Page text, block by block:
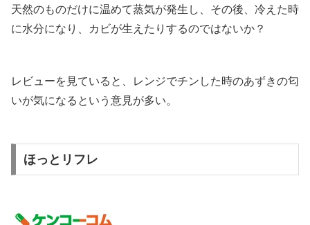
天然のものだけに温めて蒸気が発生し、その後、冷えた時
に水分になり、カビが生えたりするのではないか？
レビューを見ていると、レンジでチンした時のあずきの匂
いが気になるという意見が多い。
ほっとリフレ